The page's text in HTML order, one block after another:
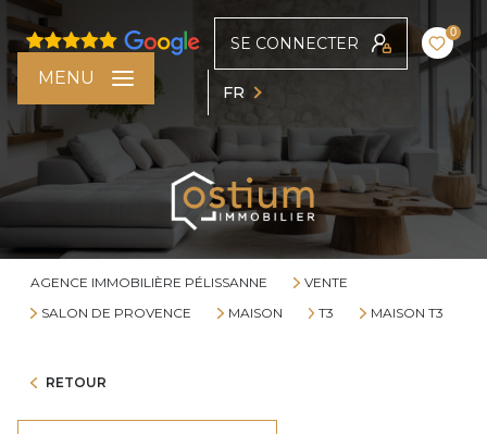
SE CONNECTER
0
FR
MENU
AGENCE IMMOBILIÈRE PÉLISSANNE
VENTE
SALON DE PROVENCE
MAISON T3 MAISON T3
RETOUR